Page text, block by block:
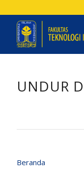
UNDUR
Beranda